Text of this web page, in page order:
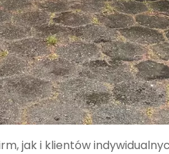
jak i klientów